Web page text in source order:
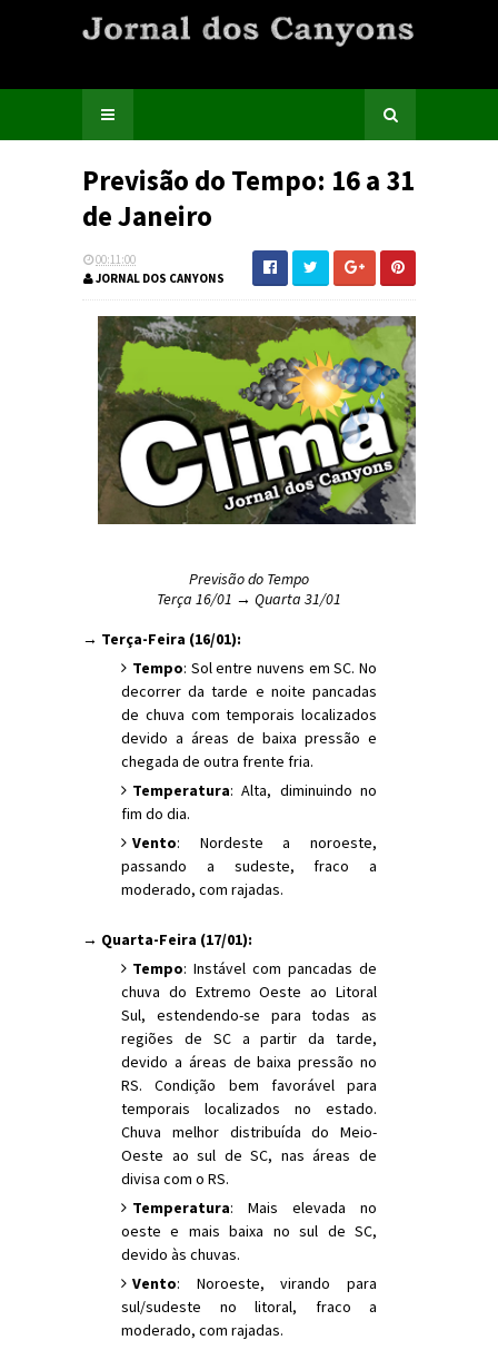
Previsão do Tempo: 16 a 31
de Janeiro
00:11:00
JORNAL DOS CANYONS
Previsão do Tempo
Terça 16/01 → Quarta 31/01
→ Terça-Feira (16/01):
Tempo: Sol entre nuvens em SC. No
decorrer da tarde e noite pancadas
de chuva com temporais localizados
devido a áreas de baixa pressão e
chegada de outra frente fria.
Temperatura: Alta, diminuindo no
fim do dia.
Vento: Nordeste a noroeste,
passando a sudeste, fraco a
moderado, com rajadas.
→ Quarta-Feira (17/01):
Tempo: Instável com pancadas de
chuva do Extremo Oeste ao Litoral
Sul, estendendo-se para todas as
regiões de SC a partir da tarde,
devido a áreas de baixa pressão no
RS. Condição bem favorável para
temporais localizados no estado.
Chuva melhor distribuída do Meio-
Oeste ao sul de SC, nas áreas de
divisa com o RS.
Temperatura: Mais elevada no
oeste e mais baixa no sul de SC,
devido às chuvas.
Vento: Noroeste, virando para
sul/sudeste no litoral, fraco a
moderado, com rajadas.